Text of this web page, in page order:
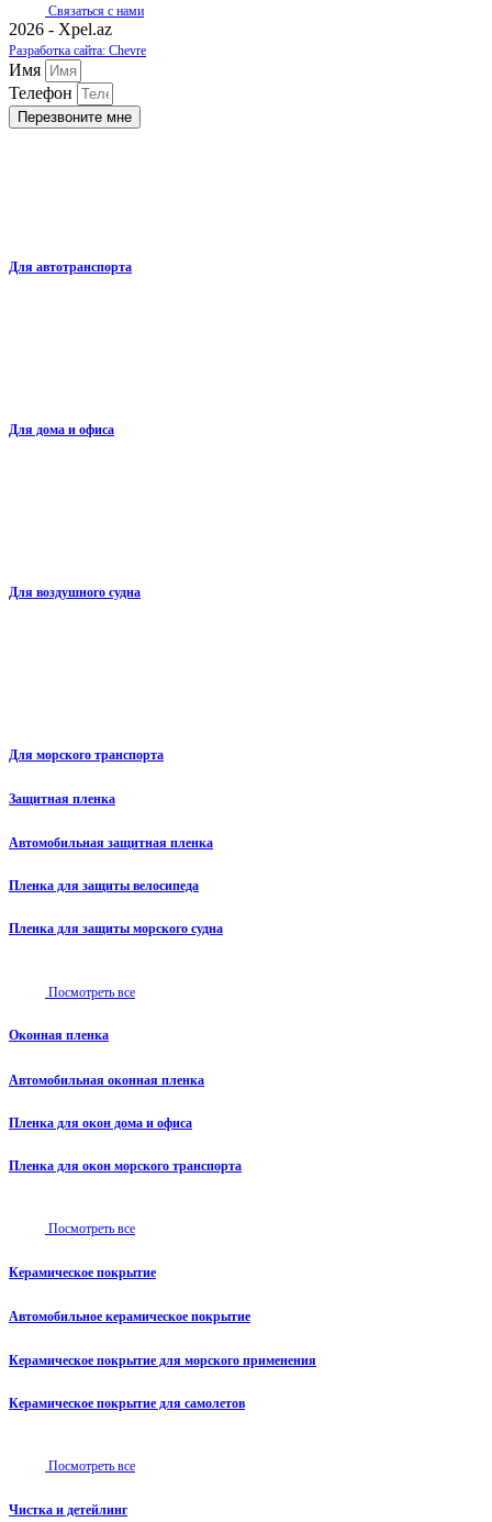
Связаться с нами
2026 - Xpel.az
Разработка сайта: Chevre
Имя
Телефон
Перезвоните мне
Для автотранспорта
Для дома и офиса
Для воздушного судна
Для морского транспорта
Защитная пленка
Автомобильная защитная пленка
Пленка для защиты велосипеда
Пленка для защиты морского судна
Посмотреть все
Оконная пленка
Автомобильная оконная пленка
Пленка для окон дома и офиса
Пленка для окон морского транспорта
Посмотреть все
Керамическое покрытие
Автомобильное керамическое покрытие
Керамическое покрытие для морского применения
Керамическое покрытие для самолетов
Посмотреть все
Чистка и детейлинг